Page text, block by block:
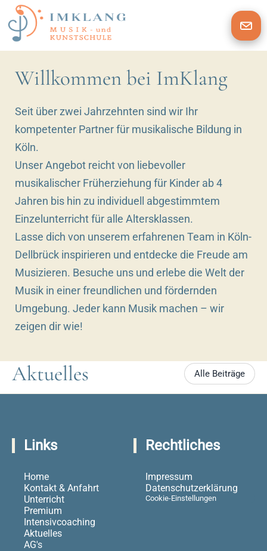
Willkommen bei ImKlang
Seit über zwei Jahrzehnten sind wir Ihr
kompetenter Partner für musikalische Bildung in
Köln.
Unser Angebot reicht von liebevoller
musikalischer Früherziehung für Kinder ab 4
Jahren bis hin zu individuell abgestimmtem
Einzelunterricht für alle Altersklassen.
Lasse dich von unserem erfahrenen Team in Köln-
Dellbrück inspirieren und entdecke die Freude am
Musizieren. Besuche uns und erlebe die Welt der
Musik in einer freundlichen und fördernden
Umgebung. Jeder kann Musik machen – wir
zeigen dir wie!
Aktuelles Alle Beiträge
Links
Home
Kontakt & Anfahrt
Unterricht
Premium
Intensivcoaching
Aktuelles
AG's
Rechtliches
Impressum
Datenschutzerklärung
Cookie-Einstellungen